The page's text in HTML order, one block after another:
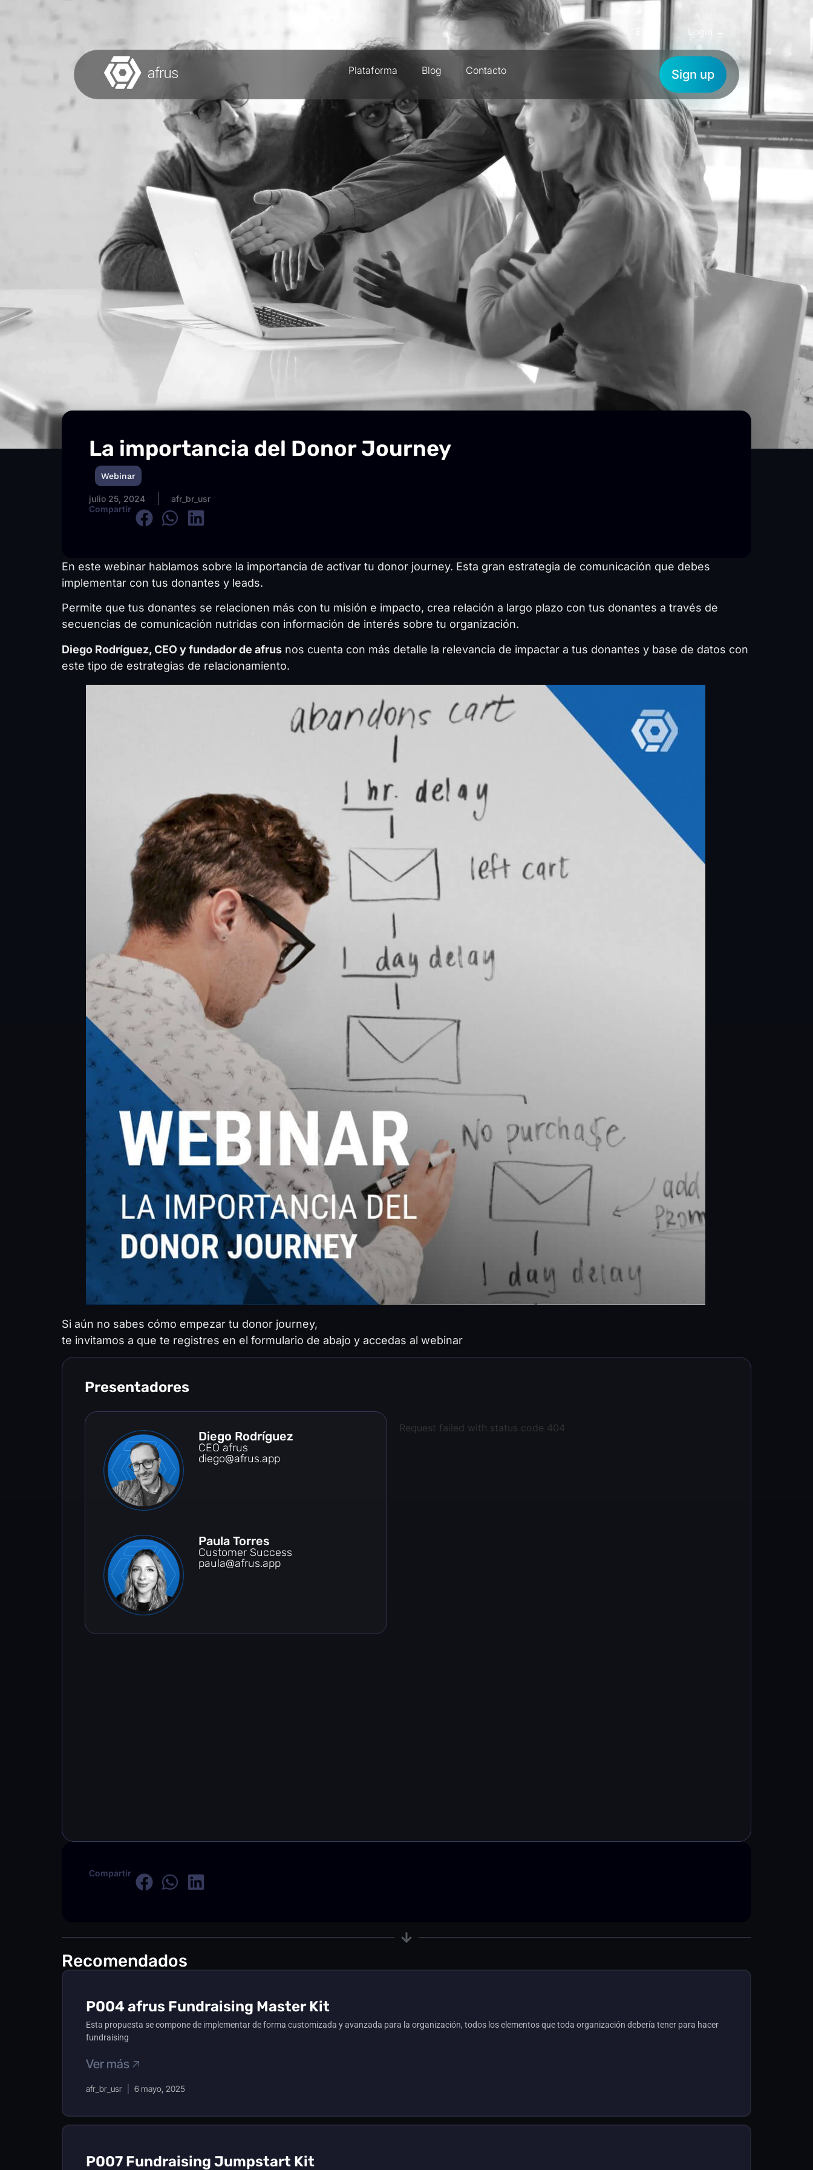
Login →
Plataforma Blog Contacto Sign up
La importancia del Donor Journey
Webinar
julio 25, 2024
afr_br_usr
Compartir
En este webinar hablamos sobre la importancia de activar tu donor journey. Esta gran estrategia de comunicación que debes
implementar con tus donantes y leads.
Permite que tus donantes se relacionen más con tu misión e impacto, crea relación a largo plazo con tus donantes a través de
secuencias de comunicación nutridas con información de interés sobre tu organización.
Diego Rodríguez, CEO y fundador de afrus nos cuenta con más detalle la relevancia de impactar a tus donantes y base de datos con
este tipo de estrategias de relacionamiento.
Si aún no sabes cómo empezar tu donor journey,
te invitamos a que te registres en el formulario de abajo y accedas al webinar
Presentadores
Diego Rodríguez
CEO afrus
diego@afrus.app
Paula Torres
Customer Success
paula@afrus.app
Request failed with status code 404
Compartir
Recomendados
P004 afrus Fundraising Master Kit
Esta propuesta se compone de implementar de forma customizada y avanzada para la organización, todos los elementos que toda organización debería tener para hacer
fundraising
Ver más 🡥
afr_br_usr 6 mayo, 2025
P007 Fundraising Jumpstart Kit